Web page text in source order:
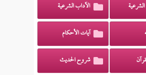
الآداب الشرعية
آيات الأحكام
شروح الحديث